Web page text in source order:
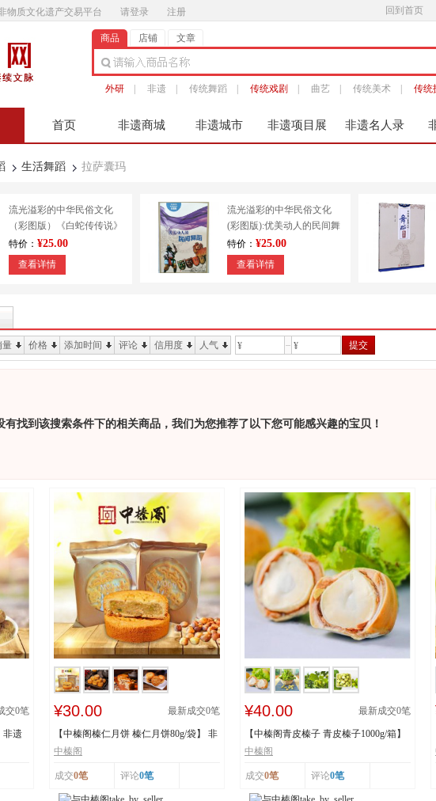
物质文化遗产交易平台 请登录 注册 回到首页
商品 店铺 文章
外研 非遗 传统舞蹈 传统戏剧 曲艺 传统美术 传统
首页 非遗商城 非遗城市 非遗项目展 非遗名人录
非遗微影 联系客服
生活舞蹈 拉萨囊玛
流光溢彩的中华民俗文化
（彩图版）《白蛇传传说》
9787553450643
特价： ¥25.00
查看详情
流光溢彩的中华民俗文化
(彩图版):优美动人的民间舞
蹈 9787553451213
特价： ¥25.00
查看详情
特价：¥610.00
查看详情
量 价格 添加时间 评论 信用度 人气 ¥ ¥ 提交
有找到该搜索条件下的相关商品，我们为您推荐了以下您可能感兴趣的宝贝！
交0笔
非遗
¥30.00 最新成交0笔
【中榛阁榛仁月饼 榛仁月饼80g/袋】 非
遗工艺 榛香...
中榛阁
成交0笔 评论0笔
¥40.00 最新成交0笔
【中榛阁青皮榛子 青皮榛子1000g/箱】
非遗工艺 清...
中榛阁
成交0笔 评论0笔